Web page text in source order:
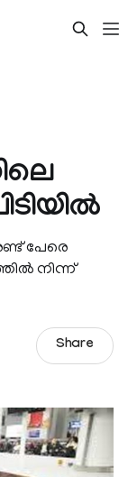
പേരെ
നിന്ന്
Share